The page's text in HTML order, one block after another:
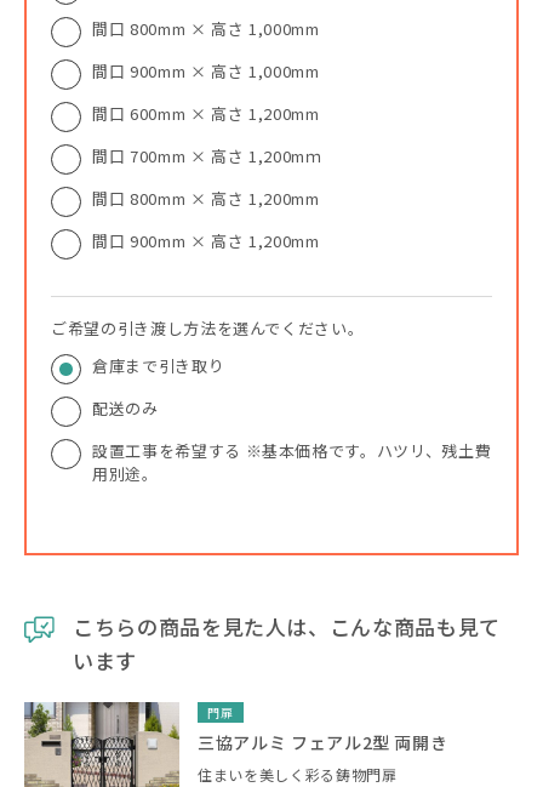
間口 800mm × 高さ 1,000mm
間口 900mm × 高さ 1,000mm
間口 600mm × 高さ 1,200mm
間口 700mm × 高さ 1,200mｍ
間口 800mm × 高さ 1,200mm
間口 900mm × 高さ 1,200mm
ご希望の引き渡し方法を選んでください。
倉庫まで引き取り
配送のみ
設置工事を希望する ※基本価格です。ハツリ、残土費
用別途。
こちらの商品を見た人は、こんな商品も見て
います
門扉
三協アルミ フェアル2型 両開き
住まいを美しく彩る鋳物門扉